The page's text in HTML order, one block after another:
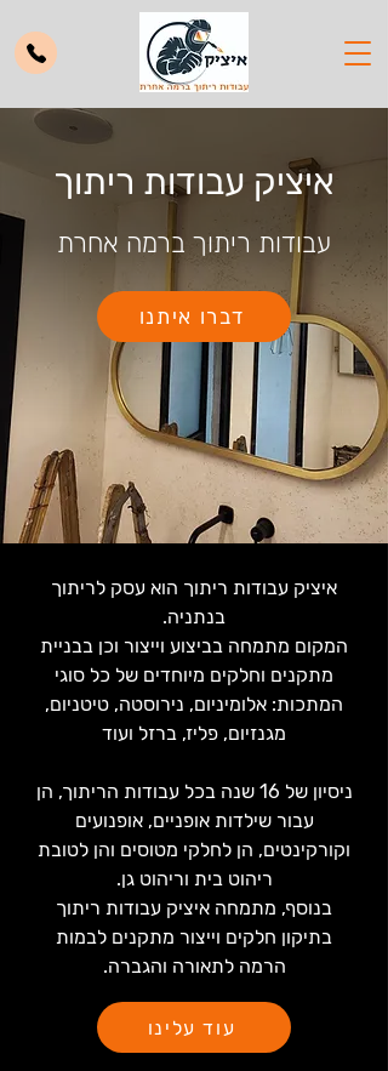
איציק עבודות ריתוך
עבודות ריתוך ברמה אחרת
דברו איתנו
איציק עבודות ריתוך הוא עסק לריתוך
בנתניה.
המקום מתמחה בביצוע וייצור וכן בבניית
מתקנים וחלקים מיוחדים של כל סוגי
המתכות: אלומיניום, נירוסטה, טיטניום,
מגנזיום, פליז, ברזל ועוד
ניסיון של 16 שנה בכל עבודות הריתוך, הן
עבור שילדות אופניים, אופנועים
וקורקינטים, הן לחלקי מטוסים והן לטובת
ריהוט בית וריהוט גן.
בנוסף, מתמחה איציק עבודות ריתוך
בתיקון חלקים וייצור מתקנים לבמות
הרמה לתאורה והגברה.
עוד עלינו